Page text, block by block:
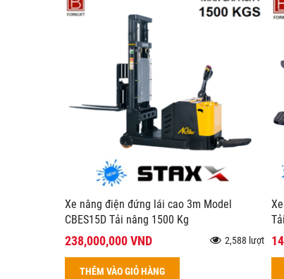
Xe nâng điện đứng lái cao 3m Model
CBES15D Tải nâng 1500 Kg
238,000,000 VND 2,588 lượt
THÊM VÀO GIỎ HÀNG